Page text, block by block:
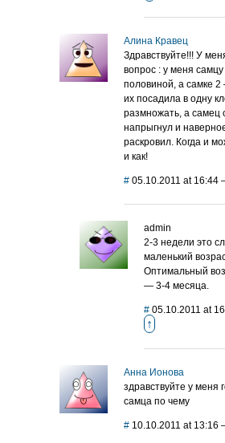
Алина Кравец
Здравствуйте!!! У
вопрос : у меня самцу
половиной, а самке
их посадила в одну
размножать, а самец
напрыгнул и
раскровил. Когда и
и как!
# 05.10.2011 at 16:44
admin
2-3 недели это
маленький
Оптимальный
— 3-4 месяца.
# 05.10.2011 at
↑
Анна Ионова
здравствуйте у меня
самца по чему
# 10.10.2011 at 13:16